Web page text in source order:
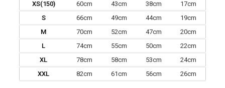
XS(150)
60cm 43cm 38cm
17cm
S
66cm 49cm 44cm
19cm
M
70cm 52cm 47cm
20cm
L
74cm 55cm 50cm
22cm
XL
78cm 58cm 53cm
24cm
XXL
82cm 61cm 56cm 26cm